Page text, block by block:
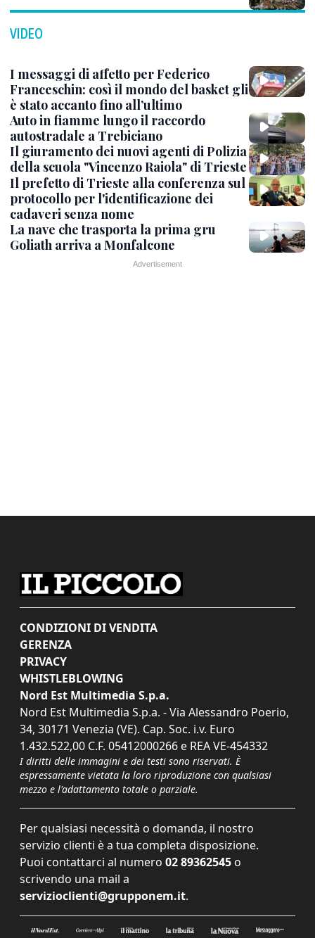
VIDEO
I messaggi di affetto per Federico
Franceschin: così il mondo del basket gli
è stato accanto fino all’ultimo
Auto in fiamme lungo il raccordo
autostradale a Trebiciano
Il giuramento dei nuovi agenti di Polizia
della scuola "Vincenzo Raiola" di Trieste
Il prefetto di Trieste alla conferenza sul
protocollo per l'identificazione dei
cadaveri senza nome
La nave che trasporta la prima gru
Goliath arriva a Monfalcone
CONDIZIONI DI VENDITA
GERENZA
PRIVACY
WHISTLEBLOWING
Nord Est Multimedia S.p.a.
Nord Est Multimedia S.p.a. - Via Alessandro Poerio,
34, 30171 Venezia (VE). Cap. Soc. i.v. Euro
1.432.522,00 C.F. 05412000266 e REA VE-454332
I diritti delle immagini e dei testi sono riservati. È
espressamente vietata la loro riproduzione con qualsiasi
mezzo e l'adattamento totale o parziale.
Per qualsiasi necessità o domanda, il nostro
servizio clienti è a tua completa disposizione.
Puoi contattarci al numero 02 89362545 o
scrivendo una mail a
servizioclienti@grupponem.it.